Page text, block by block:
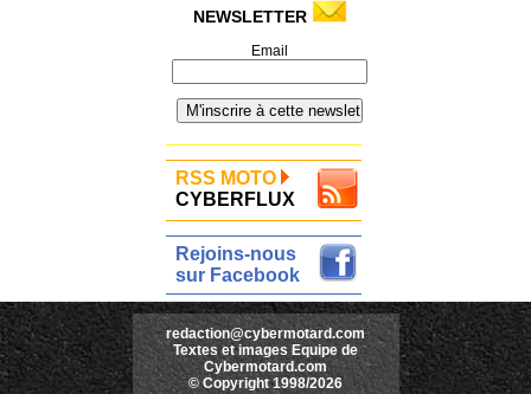
NEWSLETTER
Email
RSS MOTO
CYBERFLUX
Rejoins-nous
sur Facebook
redaction@cybermotard.com
Textes et images Equipe de
Cybermotard.com
© Copyright 1998/2026